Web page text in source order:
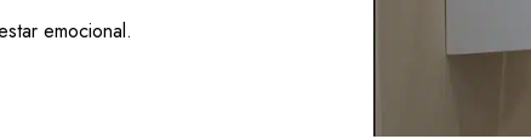
emocional.